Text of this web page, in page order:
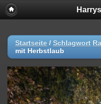
Startseite / Schlagwort
mit Herbstlaub